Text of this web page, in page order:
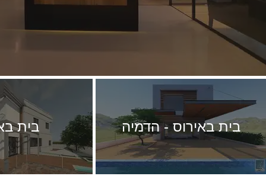
בית באירוס - הדמיה בית